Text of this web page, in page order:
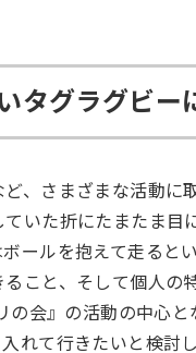
タグラグビー
、さまざまな活動
いた折にたまたま
ールを抱えて走ると
こと、そして個人の
会』の活動の中心
れて行きたいと検